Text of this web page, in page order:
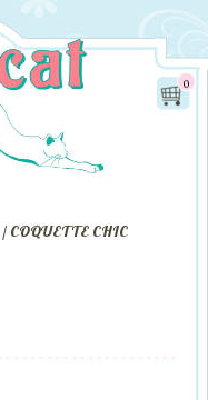
0
/ COQUETTE CHIC